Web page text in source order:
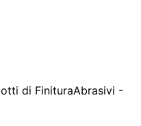
di FinituraAbrasivi -